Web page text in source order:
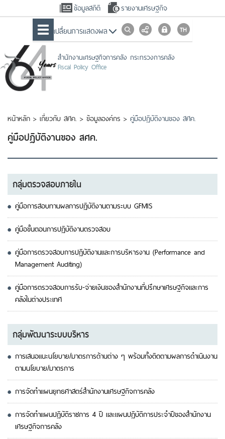
ข้อมูลสถิติ รายงานเศรษฐกิจ
เปลื่ยนการแสดงผล
สำนักงานเศรษฐกิจการคลัง กระทรวงการคลัง
Fiscal Policy Office
หน้าหลัก > เกี่ยวกับ สศค. > ข้อมูลองค์กร > คู่มือปฏิบัติงานของ สศค.
คู่มือปฏิบัติงานของ สศค.
กลุ่มตรวจสอบภายใน
คู่มือการสอบทานผลการปฏิบัติงานตามระบบ GFMIS
คู่มือขั้นตอนการปฏิบัติงานตรวจสอบ
คู่มือการตรวจสอบการปฏิบัติงานและการบริหารงาน (Performance and
Management Auditing)
คู่มือการตรวจสอบการรับ-จ่ายเงินของสำนักงานที่ปรึกษาเศรษฐกิจและการ
คลังในต่างประเทศ
กลุ่มพัฒนาระบบบริหาร
การเสนอแนะนโยบาย/มาตรการด้านต่าง ๆ พร้อมทั้งติดตามผลการดำเนินงาน
ตามนโยบาย/มาตรการ
การจัดทำแผนยุทธศาสตร์สำนักงานเศรษฐกิจการคลัง
การจัดทำแผนปฏิบัติราชการ 4 ปี และแผนปฏิบัติการประจำปีของสำนักงาน
เศรษฐกิจการคลัง